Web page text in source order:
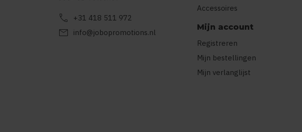
call +31 418 511 972
mail info@jobopromotions.nl
Accessoires
Mijn account
Registreren
Mijn bestellingen
Mijn verlanglijst